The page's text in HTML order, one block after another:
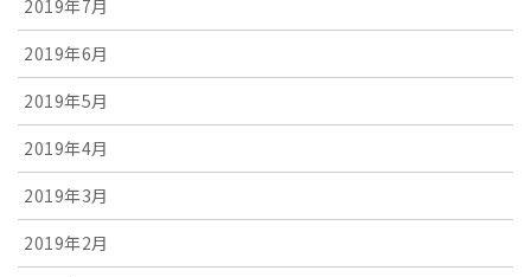
2019年7月
2019年6月
2019年5月
2019年4月
2019年3月
2019年2月